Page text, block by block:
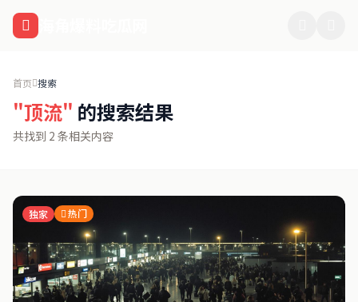
跳过导航
首页 搜索
"顶流" 的搜索结果
共找到 2 条相关内容
独家 热门